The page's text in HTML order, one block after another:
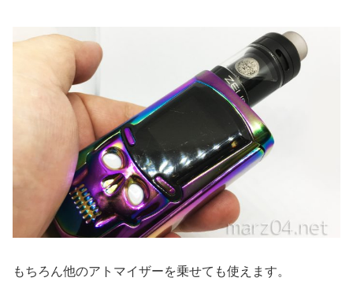
もちろん他のアトマイザーを乗せても使えます。